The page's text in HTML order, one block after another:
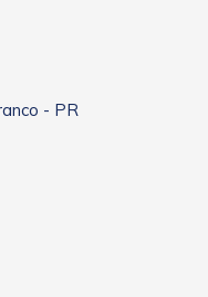
- PR